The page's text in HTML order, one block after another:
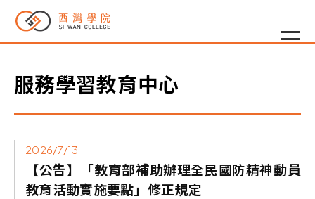
服務學習教育中心
2026/7/13
【公告】「教育部補助辦理全民國防精神動員
教育活動實施要點」修正規定